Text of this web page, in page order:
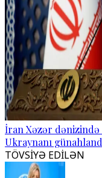
İran Xəzər
Ukraynanı
TÖVSİYƏ EDİLƏN